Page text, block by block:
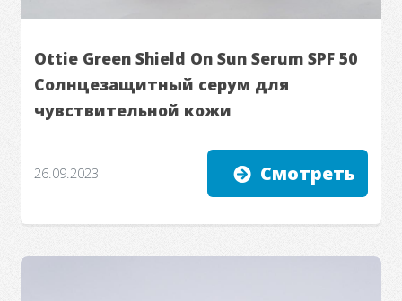
Ottie Green Shield On Sun Serum SPF 50
Солнцезащитный серум для
чувствительной кожи
26.09.2023 Смотреть